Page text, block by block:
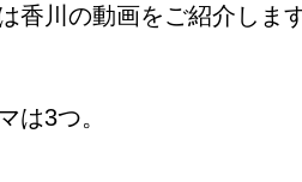
香川の動画をご紹介します
は3つ。
を変える腹のくくり方